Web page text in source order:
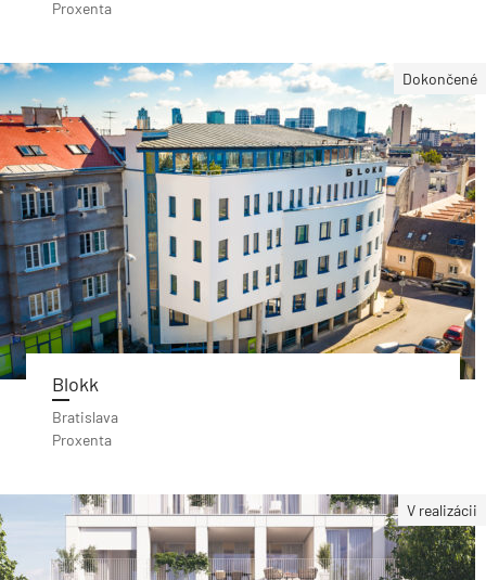
Proxenta
Dokončené
Blokk
Bratislava
Proxenta
V realizácii